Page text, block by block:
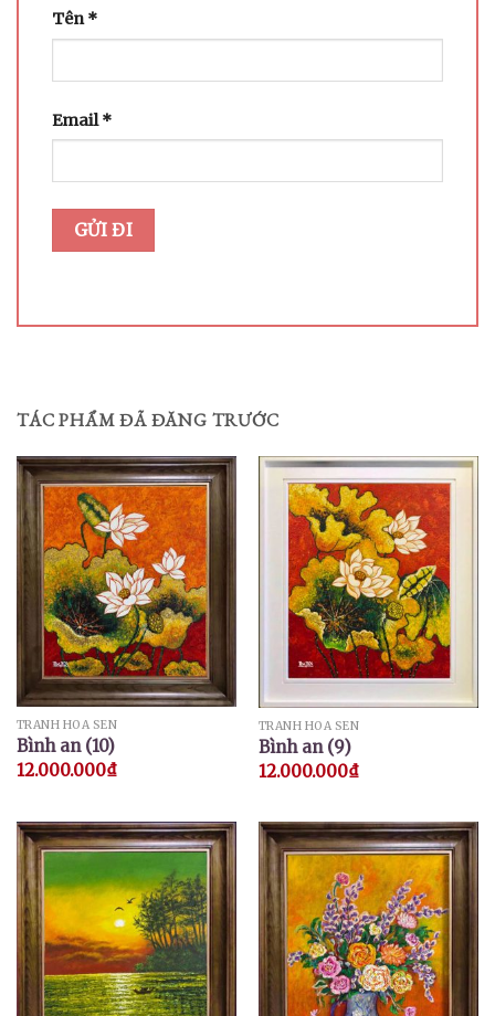
Tên*
Email*
TÁC PHẨM ĐÃ ĐĂNG TRƯỚC
TRANH HOA SEN
Bình an (10)
12.000.000₫
TRANH HOA SEN
Bình an (9)
12.000.000₫